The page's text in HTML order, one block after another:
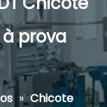
prova
» Chicote